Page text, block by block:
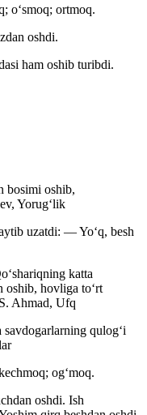
oʻsmoq; ortmoq.
oshdi.
ham oshib turibdi.
bosimi oshib,
Yorugʻlik
uzatdi: — Yoʻq, besh
katta
oshib, hovliga toʻrt
S. Ahmad, Ufq
qulogʻi
ogʻmoq.
oshdi. Ish